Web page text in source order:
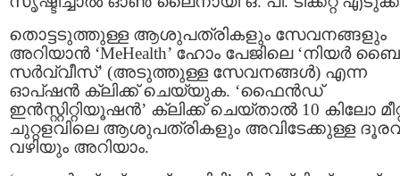
തൊട്ടടുത്തുള്ള ആശുപത്രികളും സേവനങ്ങളും
അറിയാൻ ‘MeHealth’ ഹോം പേജിലെ ‘നിയർ ബൈ
സർവ്വീസ്’ (അടുത്തുള്ള സേവനങ്ങൾ) എന്ന
ഓപ്ഷൻ ക്ലിക്ക് ചെയ്യുക. ‘ഫൈൻഡ്
ഇൻസ്റ്റിറ്റിയൂഷൻ’ ക്ലിക്ക് ചെയ്താൽ 10 കിലോ
ചുറ്റളവിലെ ആശുപത്രികളും അവിടേക്കുള്ള
വഴിയും അറിയാം.